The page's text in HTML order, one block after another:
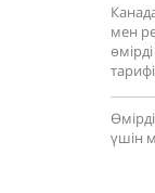
мен
үшін